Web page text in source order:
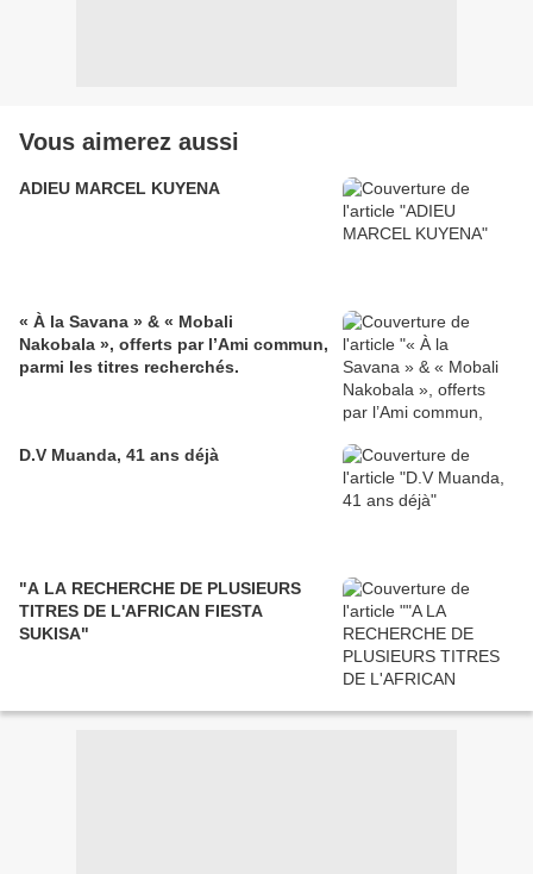
Vous aimerez aussi
ADIEU MARCEL KUYENA
« À la Savana » & « Mobali
Nakobala », offerts par l’Ami commun,
parmi les titres recherchés.
D.V Muanda, 41 ans déjà
"A LA RECHERCHE DE PLUSIEURS
TITRES DE L'AFRICAN FIESTA
SUKISA"